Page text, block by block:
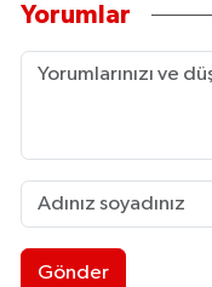
Yorumlar
Gönder